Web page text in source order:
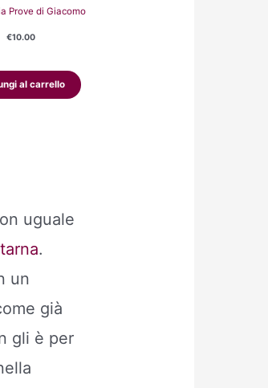
Prove di Giacomo
€10.00
al carrello
uguale
.
un
già
gli è per